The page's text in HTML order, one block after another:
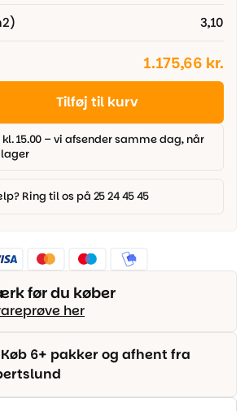
3,10
1.175,66 kr.
Tilføj til kurv
15.00 – vi afsender samme dag, når
Ring til os på 25 24 45 45
før du køber
her
6+ pakker og afhent fra